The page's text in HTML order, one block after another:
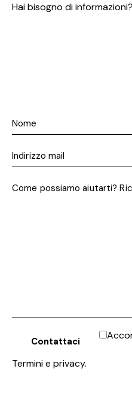
Hai bisogno di
Termini e privacy.